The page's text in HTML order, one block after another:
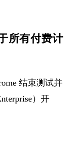
所有付费计
结束测试并
）开